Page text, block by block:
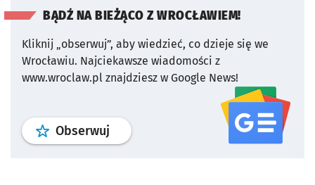
BĄDŹ NA BIEŻĄCO Z WROCŁAWIEM!
Kliknij „obserwuj”, aby wiedzieć, co dzieje się we
Wrocławiu. Najciekawsze wiadomości z
www.wroclaw.pl znajdziesz w Google News!
Obserwuj profil serwisu